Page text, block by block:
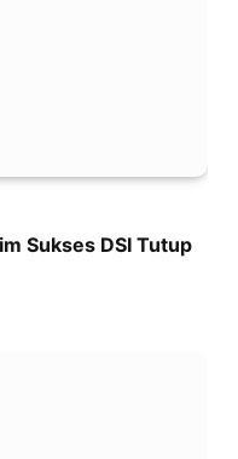
Sukses DSI Tutup